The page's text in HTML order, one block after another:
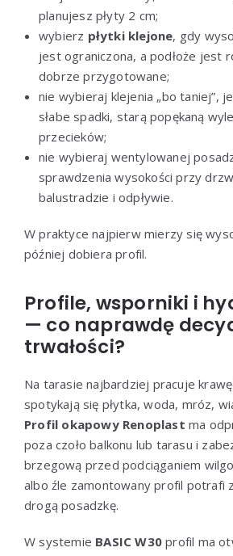
planujesz płyty 2 cm;
wybierz płytki klejone, gdy
jest ograniczona, a podłoże jest
dobrze przygotowane;
nie wybieraj klejenia „bo taniej”,
słabe spadki, starą popękaną
przecieków;
nie wybieraj wentylowanej
sprawdzenia wysokości przy
balustradzie i odpływie.
W praktyce najpierw mierzy się
później dobiera profil.
Profile, wsporniki i
— co naprawdę
trwałości?
Na tarasie najbardziej pracuje
spotykają się płytka, woda, mróz,
Profil okapowy Renoplast ma
poza czoło balkonu lub tarasu i
brzegową przed podciąganiem
albo źle zamontowany profil potrafi
drogą posadzkę.
W systemie BASIC W30 profil ma